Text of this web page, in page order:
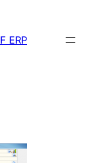
ERP